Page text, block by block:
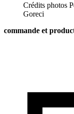
Crédits photos
Goreci
commande et